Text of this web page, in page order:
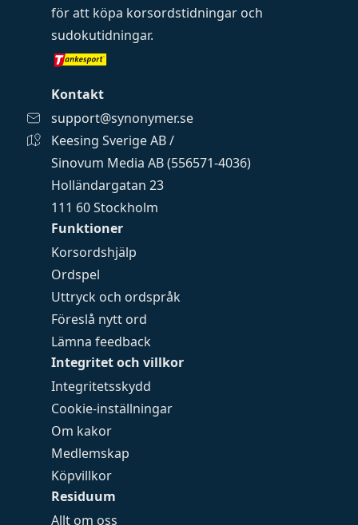
Funktioner
Korsordshjälp
Ordspel
Uttryck och ordspråk
Föreslå nytt ord
Lämna feedback
Integritet och villkor
Integritetsskydd
Cookie-inställningar
Om kakor
Medlemskap
Köpvillkor
Residuum
Allt om oss
för att köpa korsordstidningar och
sudokutidningar.
Kontakt
support@synonymer.se
Keesing Sverige AB /
Sinovum Media AB (556571-4036)
Holländargatan 23
111 60 Stockholm